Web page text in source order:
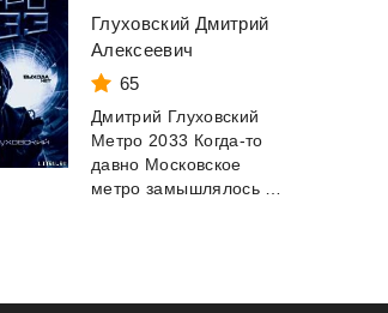
Глуховский Дмитрий
Алексеевич
65
Дмитрий Глуховский
Метро 2033 Когда-то
давно Московское